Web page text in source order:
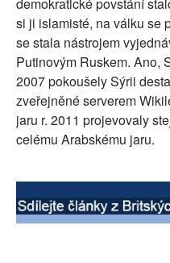
si ji islamisté, na válku se
se stala nástrojem
Putinovým Ruskem. Ano,
2007 pokoušely Sýrii
zveřejněné serverem
jaru r. 2011 projevovaly
celému Arabskému jaru.